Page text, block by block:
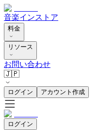
音楽インストア
料金
リソース
お問い合わせ
🇯🇵
ログイン アカウント作成
ログイン